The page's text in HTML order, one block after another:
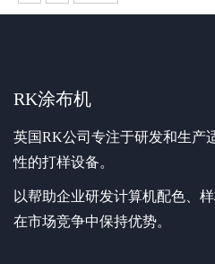
RK涂布机
英国RK公司专注于研发和生产
性的打样设备。
以帮助企业研发计算机配色、
在市场竞争中保持优势。